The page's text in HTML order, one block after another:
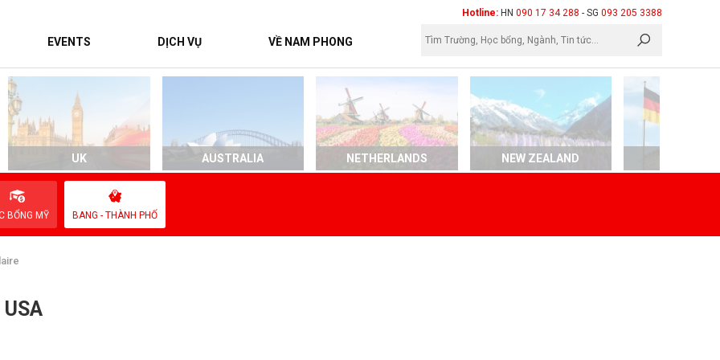
Hotline: HN 090 17 34 288 - SG 093 205 3388
EVENTS DỊCH VỤ VỀ NAM PHONG
UK AUSTRALIA NETHERLANDS NEW ZEALAND
BỔNG MỸ BANG - THÀNH PHỐ